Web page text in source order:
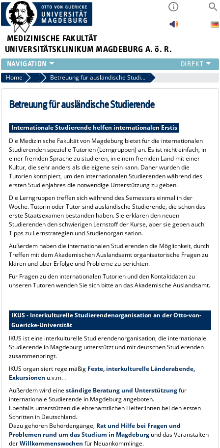
MEDIZINISCHE FAKULTÄT
UNIVERSITÄTSKLINIKUM MAGDEBURG A. ö. R.
INSTITUTE
KLINIKEN
ZENTRALE EINRICHTUNGEN
PRESSE
ÜBER UNS
INTERNATIONAL
INTRANET
Home Incoming - Wege an die Medizinische Fakultät
Betreuung für ausländische Studierende
Betreuung für ausländische Studierende
Internationale Studierende helfen internationalen Erstis
Die Medizinische Fakultät von Magdeburg bietet für die internationalen
Studierenden spezielle Tutorien (Lerngruppen) an. Es ist nicht einfach, in
einer fremden Sprache zu studieren, in einem fremden Land mit einer
Kultur, die sehr anders als die eigene sein kann. Daher wurden die
Tutorien konzipiert, um den internationalen Studierenden während des
ersten Studienjahres die notwendige Unterstützung zu geben.
Die Lerngruppen treffen sich während des Semesters einmal in der
Woche. Tutorin oder Tutor sind ausländische Studierende, die schon das
erste Staatsexamen bestanden haben. Sie erklären den neuen
Studierenden den schwierigen Lernstoff der Kurse, aber sie geben auch
Tipps zu Lernstrategien und Studienorganisation.
Außerdem haben die internationalen Studierenden die Möglichkeit, durch
Treffen mit dem Akademischen Auslandsamt organisatorische Fragen zu
klären und über Erfolge und Probleme zu berichten.
Für Fragen zu den internationalen Tutorien und den Kontaktdaten zu
unseren Tutoren wenden Sie sich bitte an das Akademische Auslandsamt.
IKUS - Interkulturelle Studierendenorganisation an der Otto-von-
Guericke-Universität
IKUS ist eine interkulturelle Studierendenorganisation, die internationale
Studierende in Magdeburg unterstützt und mit deutschen Studierenden
zusammenbringt.
IKUS organisiert regelmäßig Feste, interkulturelle Länderabende,
Exkursionen u.v.m. .
Außerdem wird eine ständige Beratung und Unterstützungfür
internationale Studierende in Magdeburg angeboten.
Ebenfalls unterstützen die ehrenamtlichen Helfer:innen bei den ersten
Schritten in Deutschland.
Dazu gehören Behördengänge, Rat und Hilfe bei Fragen und
Problemen rund um das Studium in Magdeburgund das Veranstalten
derWillkommenswochen für Neuankömmlinge.